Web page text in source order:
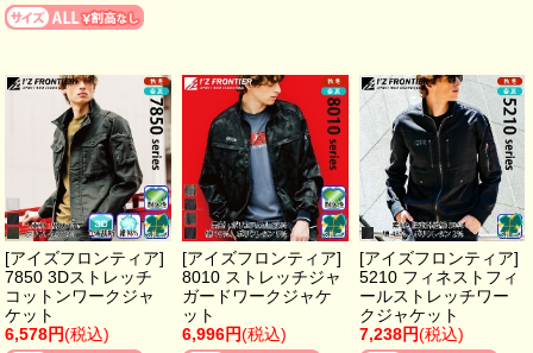
[アイズフロンティア]
7850 3Dストレッチ
コットンワークジャ
ケット
6,578円(税込)
[アイズフロンティア]
8010 ストレッチジャ
ガードワークジャケ
ット
6,996円(税込)
[アイズフロンティア]
5210 フィネストフィ
ールストレッチワー
クジャケット
7,238円(税込)